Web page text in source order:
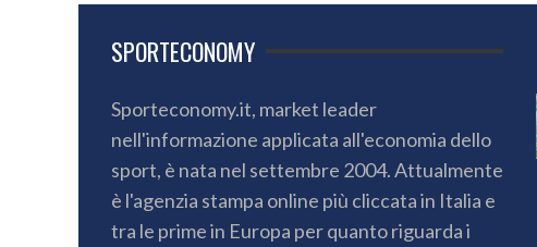
SPORTECONOMY
Sporteconomy.it, market leader
nell'informazione applicata all'economia dello
sport, è nata nel settembre 2004. Attualmente
è l'agenzia stampa online più cliccata in Italia e
tra le prime in Europa per quanto riguarda i